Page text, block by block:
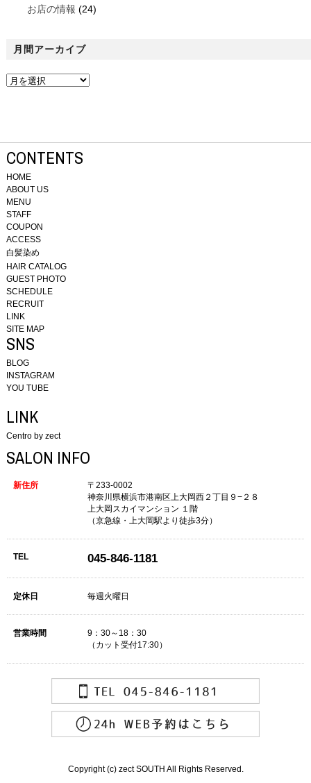
お店の情報 (24)
月間アーカイブ
CONTENTS
HOME
ABOUT US
MENU
STAFF
COUPON
ACCESS
白髪染め
HAIR CATALOG
GUEST PHOTO
SCHEDULE
RECRUIT
LINK
SITE MAP
SNS
BLOG
INSTAGRAM
YOU TUBE
LINK
Centro by zect
SALON INFO
新住所
〒233-0002
神奈川県横浜市港南区上大岡西２丁目９−２８
上大岡スカイマンション １階
（京急線・上大岡駅より徒歩3分）
TEL 045-846-1181
定休日 毎週火曜日
営業時間
9：30～18：30
（カット受付17:30）
Copyright (c) zect SOUTH All Rights Reserved.